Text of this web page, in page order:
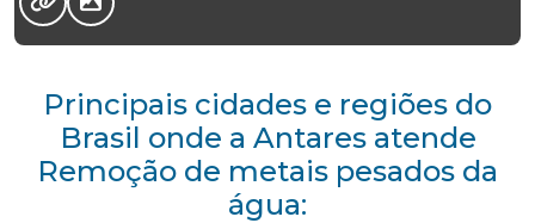
Principais cidades e regiões do
Brasil onde a Antares atende
Remoção de metais pesados da
água: